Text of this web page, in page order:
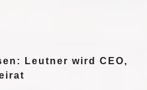
Leutner wird CEO,